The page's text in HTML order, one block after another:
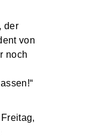
der
von
noch